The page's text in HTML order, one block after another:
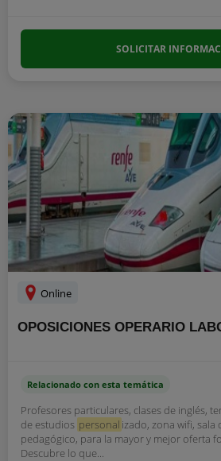
SOLICITAR
Online
OPOSICIONES OPERARIO
Relacionado con esta temática
Profesores particulares, clases de inglés,
de estudios personal izado, zona wifi,
pedagógico, para la mayor y mejor oferta
Descubre lo que...